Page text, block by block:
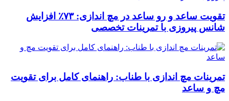
تقویت ساعد و رو ساعد در مچ اندازی: ۷۳٪ افزایش
شانس پیروزی با تمرینات تخصصی
تمرینات مچ اندازی با طناب: راهنمای کامل برای تقویت
مچ و ساعد